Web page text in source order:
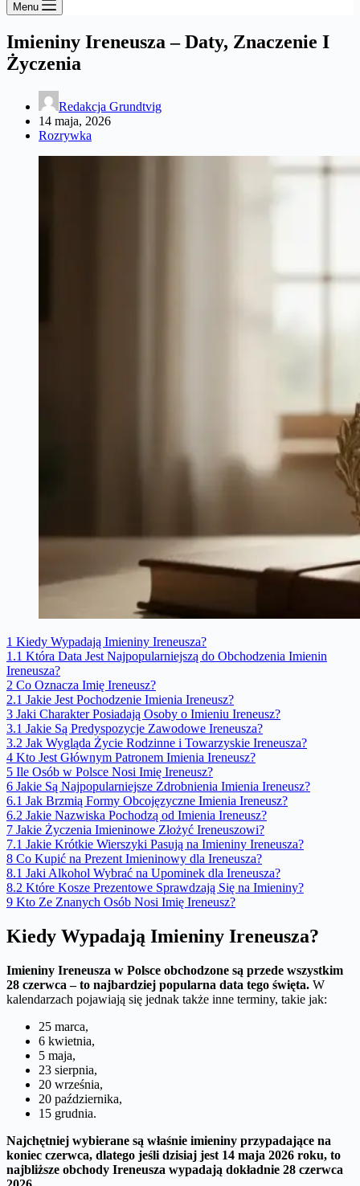
Menu
Imieniny Ireneusza – Daty, Znaczenie I
Życzenia
Redakcja Grundtvig
14 maja, 2026
Rozrywka
1 Kiedy Wypadają Imieniny Ireneusza?
1.1 Która Data Jest Najpopularniejszą do Obchodzenia Imienin
Ireneusza?
2 Co Oznacza Imię Ireneusz?
2.1 Jakie Jest Pochodzenie Imienia Ireneusz?
3 Jaki Charakter Posiadają Osoby o Imieniu Ireneusz?
3.1 Jakie Są Predyspozycje Zawodowe Ireneusza?
3.2 Jak Wygląda Życie Rodzinne i Towarzyskie Ireneusza?
4 Kto Jest Głównym Patronem Imienia Ireneusz?
5 Ile Osób w Polsce Nosi Imię Ireneusz?
6 Jakie Są Najpopularniejsze Zdrobnienia Imienia Ireneusz?
6.1 Jak Brzmią Formy Obcojęzyczne Imienia Ireneusz?
6.2 Jakie Nazwiska Pochodzą od Imienia Ireneusz?
7 Jakie Życzenia Imieninowe Złożyć Ireneuszowi?
7.1 Jakie Krótkie Wierszyki Pasują na Imieniny Ireneusza?
8 Co Kupić na Prezent Imieninowy dla Ireneusza?
8.1 Jaki Alkohol Wybrać na Upominek dla Ireneusza?
8.2 Które Kosze Prezentowe Sprawdzają Się na Imieniny?
9 Kto Ze Znanych Osób Nosi Imię Ireneusz?
Kiedy Wypadają Imieniny Ireneusza?
Imieniny Ireneusza w Polsce obchodzone są przede wszystkim
28 czerwca – to najbardziej popularna data tego święta. W
kalendarzach pojawiają się jednak także inne terminy, takie jak:
25 marca,
6 kwietnia,
5 maja,
23 sierpnia,
20 września,
20 października,
15 grudnia.
Najchętniej wybierane są właśnie imieniny przypadające na
koniec czerwca, dlatego jeśli dzisiaj jest 14 maja 2026 roku, to
najbliższe obchody Ireneusza wypadają dokładnie 28 czerwca